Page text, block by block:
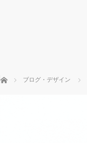
ホーム ブログ・デザイン